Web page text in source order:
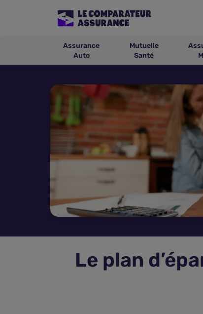
Assurance
Auto
Mutuelle
Santé
Le plan